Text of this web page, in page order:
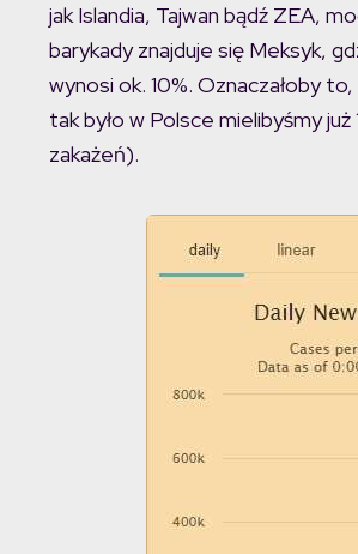
jak Islandia, Tajwan bądź ZEA,
barykady znajduje się Meksyk,
wynosi ok. 10%. Oznaczałoby
tak było w Polsce mielibyśmy
zakażeń).